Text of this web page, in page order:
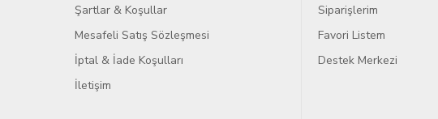
Şartlar & Koşullar
Mesafeli Satış Sözleşmesi
İptal & İade Koşulları
İletişim
Siparişlerim
Favori Listem
Destek Merkezi